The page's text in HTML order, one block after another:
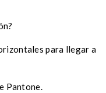
para llegar a
Pantone.